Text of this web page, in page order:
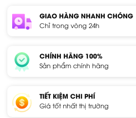
GIAO HÀNG NHANH CHÓNG
Chỉ trong vòng 24h
CHÍNH HÃNG 100%
Sản phẩm chính hãng
TIẾT KIỆM CHI PHÍ
Giá tốt nhất thị trường